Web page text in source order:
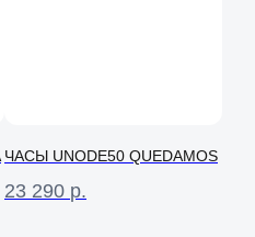
ЧАСЫ UNODE50 QUEDAMOS
23 290 р.